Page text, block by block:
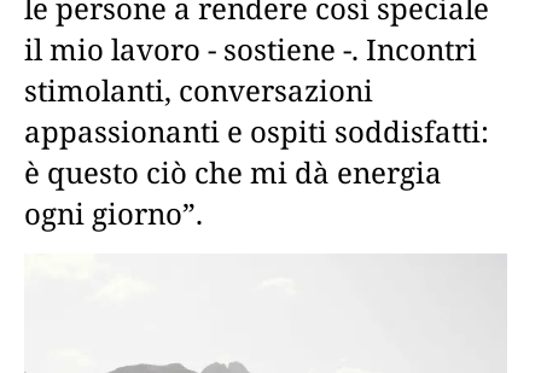
il mio lavoro - sostiene -. Incontri
stimolanti, conversazioni
appassionanti e ospiti soddisfatti:
è questo ciò che mi dà energia
ogni giorno”.